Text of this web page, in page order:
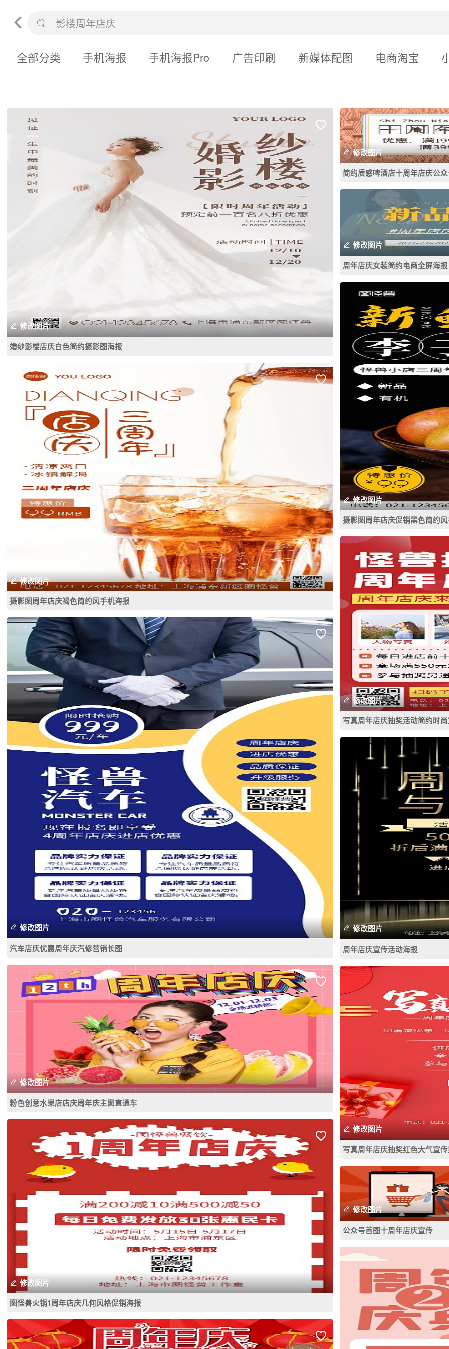
全部分类 手机海报 手机海报Pro 广告印刷 新媒体配图 电商淘宝
修改图片
婚纱影楼店庆白色简约摄影图海报
修改图片
摄影图周年店庆褐色简约风手机海报
修改图片
汽车店庆优惠周年庆汽修营销长图
修改图片
粉色创意水果店店庆周年庆主图直通车
修改图片
图怪兽火锅1周年店庆几何风格促销海报
修改图片
简约质感啤酒店十周年店庆公
修改图片
周年店庆女装简约电商全屏海报
修改图片
摄影图周年店庆促销黑色简约
修改图片
写真周年店庆抽奖活动简约时
修改图片
周年店庆宣传活动海报
修改图片
写真周年店庆抽奖红色大气宣
修改图片
公众号首图十周年店庆宣传